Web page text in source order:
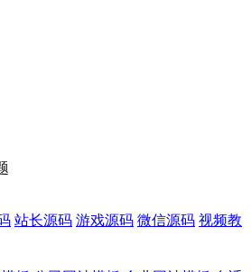
站长源码 游戏源码 微信源码 视频教